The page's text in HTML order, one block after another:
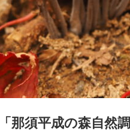
那須平成の森自然